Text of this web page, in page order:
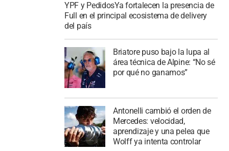
YPF y PedidosYa fortalecen la presencia de
Full en el principal ecosistema de delivery
del país
Briatore puso bajo la lupa al
área técnica de Alpine: “No sé
por qué no ganamos”
Antonelli cambió el orden de
Mercedes: velocidad,
aprendizaje y una pelea que
Wolff ya intenta controlar